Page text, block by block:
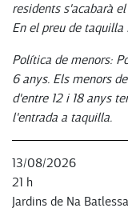
residents s'acabarà
En el preu de taquilla
Política de menors:
6 anys. Els menors
d'entre 12 i 18 anys
l'entrada a taquilla.
13/08/2026
21 h
Jardins de Na